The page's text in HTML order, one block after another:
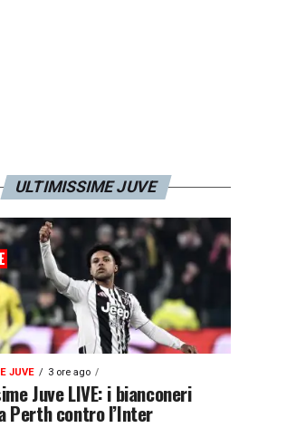
ULTIMISSIME JUVE
JUVE 3 ore ago
Juve LIVE: i bianconeri
Perth contro l’Inter